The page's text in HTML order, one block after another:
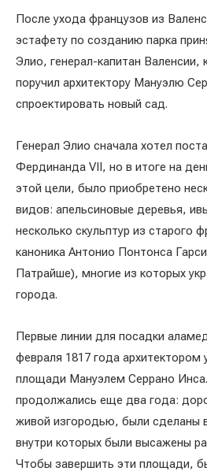
После ухода французов из
эстафету по созданию парка
Элио, генерал-капитан Валенсии,
поручил архитектору Мануэлю
спроектировать новый сад.
Генерал Элио сначала хотел
Фердинанда VII, но в итоге на
этой цели, было приобретено
видов: апельсиновые деревья,
несколько скульптур из старого
каноника Антонио Понтонса
Патрайше), многие из которых
города.
Первые линии для посадки
февраля 1817 года архитектором
площади Мануэлем Серрано
продолжались еще два года:
живой изгородью, были сделаны
внутри которых были высажены
Чтобы завершить эти площади,